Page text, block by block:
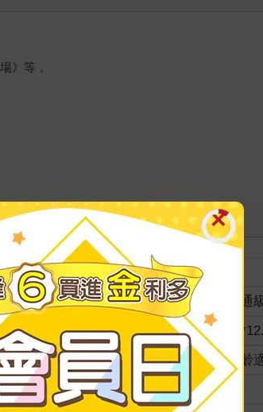
》等，
裝訂
分級
普通
商品規格
適讀年齡
全齡
級別